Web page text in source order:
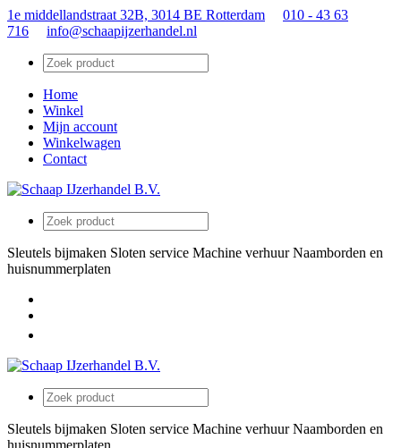
1e middellandstraat 32B, 3014 BE Rotterdam
010 - 43 63
716
info@schaapijzerhandel.nl
Home
Winkel
Mijn account
Winkelwagen
Contact
Sleutels bijmaken Sloten service Machine verhuur Naamborden en
huisnummerplaten
Sleutels bijmaken Sloten service Machine verhuur Naamborden en